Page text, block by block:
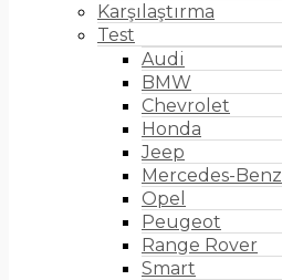
Karşılaştırma
Test
Audi
BMW
Chevrolet
Honda
Jeep
Mercedes-Benz
Opel
Peugeot
Range Rover
Smart